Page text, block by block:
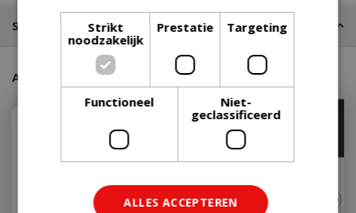
Stel een vraag
Aanraders van onze klanten
Met 10% afgeprijsd
Strikt
noodzakelijk
Prestatie Targeting
Functioneel
Niet-
geclassificeerd
ALLES ACCEPTEREN